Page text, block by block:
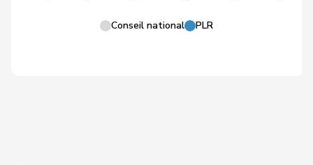
Conseil national PLR